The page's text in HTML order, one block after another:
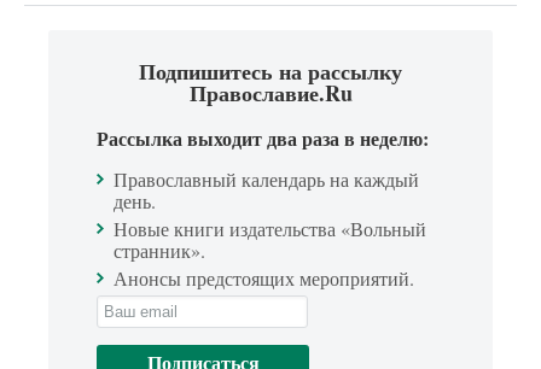
Подпишитесь на рассылку
Православие.Ru
Рассылка выходит два раза в неделю:
Православный календарь на каждый
день.
Новые книги издательства «Вольный
странник».
Анонсы предстоящих мероприятий.